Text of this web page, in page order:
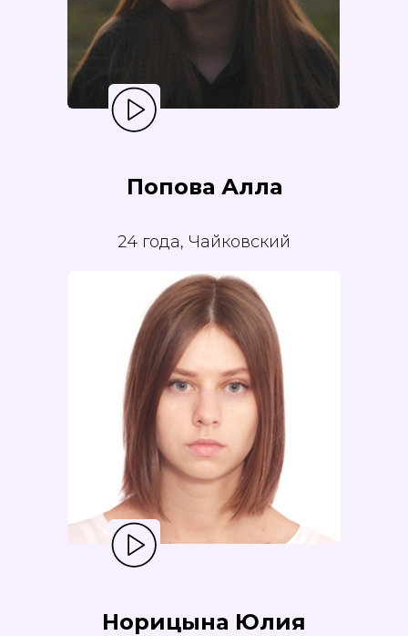
Попова Алла
24 года, Чайковский
Норицына Юлия